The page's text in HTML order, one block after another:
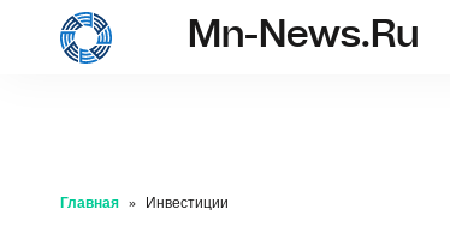
mn-news.ru
Mn-News.ru
Главная Инвестиции